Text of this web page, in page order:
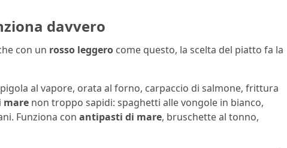
davvero
con un rosso leggero come questo, la scelta del piatto fa la
al vapore, orata al forno, carpaccio di salmone, frittura
mare non troppo sapidi: spaghetti alle vongole in bianco,
Funziona con antipasti di mare, bruschette al tonno,